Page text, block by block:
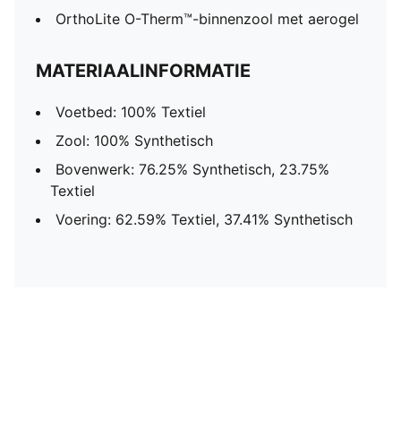
OrthoLite O-Therm™-binnenzool met aerogel
MATERIAALINFORMATIE
Voetbed: 100% Textiel
Zool: 100% Synthetisch
Bovenwerk: 76.25% Synthetisch, 23.75%
Textiel
Voering: 62.59% Textiel, 37.41% Synthetisch